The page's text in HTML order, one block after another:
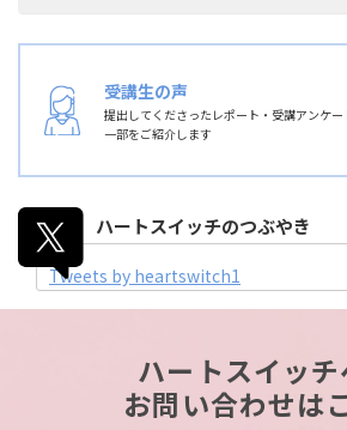
受講生の声
提出してくださったレポート・受講アンケ
一部をご紹介します
ハートスイッチのつぶやき
Tweets by heartswitch1
ハートスイッチ
お問い合わせは